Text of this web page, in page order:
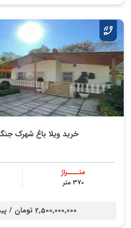
خرید ویلا باغ شهرک
متــــراژ
370 متر
2,500,000,000 تومان /